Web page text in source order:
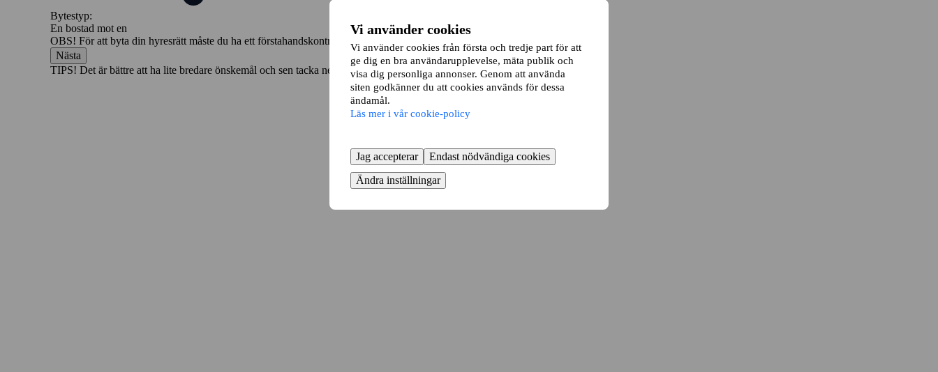
Bytestyp:
En bostad mot en
OBS! För att byta din hyresrätt måste du ha ett förstahandskontrakt
Nästa
TIPS! Det är bättre att ha lite bredare önskemål och sen tacka nej till de som inte är intressanta.
Vi använder cookies
Vi använder cookies från första och tredje part för att
ge dig en bra användarupplevelse, mäta publik och
visa dig personliga annonser. Genom att använda
siten godkänner du att cookies används för dessa
ändamål.
Läs mer i vår cookie-policy
Jag accepterar
Endast nödvändiga cookies
Ändra inställningar